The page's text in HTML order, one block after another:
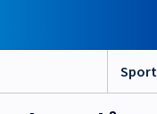
Sport